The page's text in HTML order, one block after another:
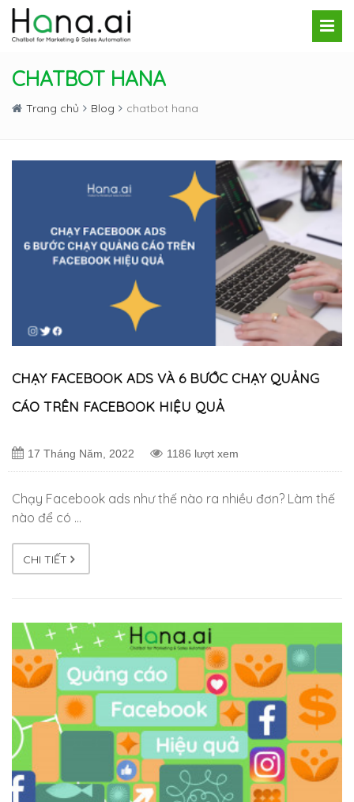
CHATBOT HANA
Trang chủ Blog chatbot hana
CHẠY FACEBOOK ADS VÀ 6 BƯỚC CHẠY QUẢNG
CÁO TRÊN FACEBOOK HIỆU QUẢ
17 Tháng Năm, 2022 1186 lượt xem
Chạy Facebook ads như thế nào ra nhiều đơn? Làm thế
nào để có …
CHI TIẾT